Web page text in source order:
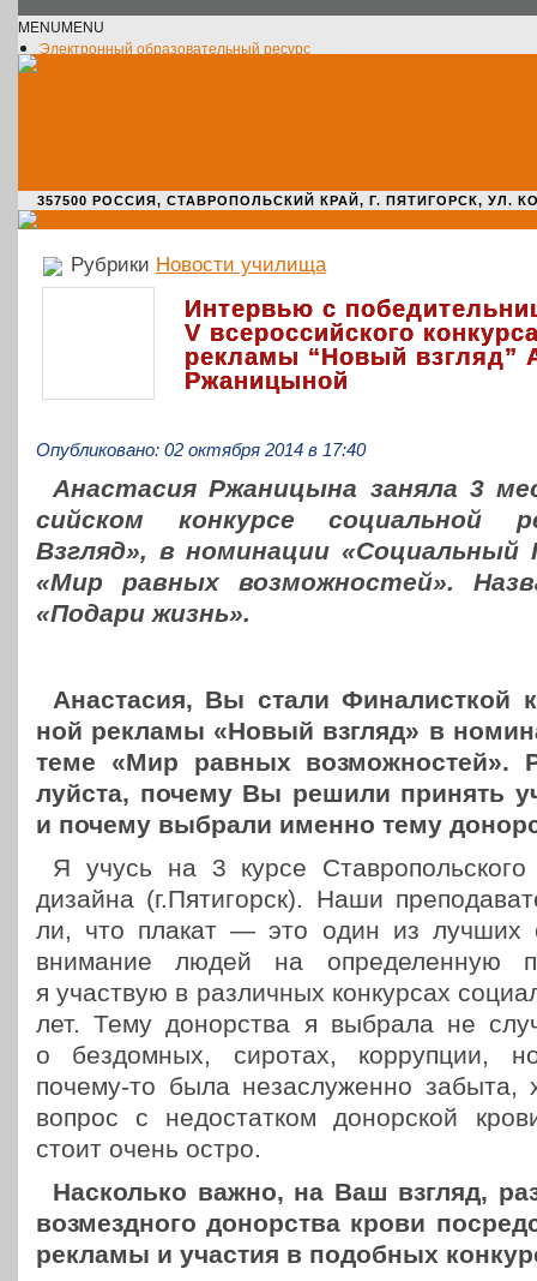
MENUMENU
Электронный образовательный ресурс
357500 РОССИЯ, СТАВРОПОЛЬСКИЙ КРАЙ, Г. ПЯТИГОРСК, УЛ.
Рубрики Новости училища
Интервью с
V всероссийского
рекламы “Новый взгляд”
Ржаницыной
Опубликовано: 02 октября 2014 в 17:40
Ана­ста­сия Ржа­ни­цы­на заняла 3
сий­ском кон­кур­се соци­аль­ной
Взгляд», в номи­на­ции
«Мир равных воз­мож­но­стей».
«Подари жизнь».
Ана­ста­сия, Вы стали Фина­лист­кой
ной рекламы «Новый взгляд» в
теме «Мир равных воз­мож­но­стей».
луй­ста, почему Вы решили принять
и почему выбрали именно тему
Я учусь на 3 курсе
дизайна (г.Пятигорск). Наши
ли, что плакат — это один из лучших
вни­ма­ние людей на опре­де­лен­ную
я участ­вую в раз­лич­ных кон­кур­сах
лет. Тему донор­ства я выбрала не
о без­дом­ных, сиротах, кор­руп­ции,
почему-то была неза­слу­жен­но забыта,
вопрос с недо­стат­ком донор­ской
стоит очень остро.
Насколь­ко важно, на Ваш взгляд,
воз­мезд­но­го донор­ства крови
рекламы и участия в подоб­ных